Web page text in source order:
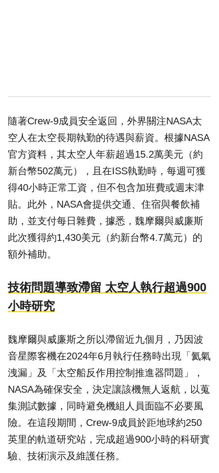
隨著Crew-9成員安全返回，外界關注NASA太
空人在太空長期執勤的待遇與薪資。根據NASA
官方資料，其太空人年薪超過15.2萬美元（約
新台幣502萬元），且在ISS執勤時，每週可獲
得40小時正常工資，但不包含加班費或週末津
貼。此外，NASA會提供交通、住宿與餐飲補
助，並支付每日雜費，據悉，魏摩爾與威廉斯
此次獲得約1,430美元（約新台幣4.7萬元）的
額外補助。
技術問題導致滯留 太空人執行超過900
小時研究
魏摩爾與威廉斯之所以滯留近九個月，乃因波
音星際客機在2024年6月執行任務時出現「氦氣
洩漏」及「太空船反作用控制推進器問題」，
NASA為確保安全，決定讓該機無人返航，以蒐
集測試數據，同時避免機組人員面臨不必要風
險。在這段期間，Crew-9成員於距地球約250
英里的軌道研究站，完成超過900小時的科研實
驗、技術演示及維護任務。